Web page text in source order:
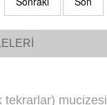
tekrarlar) mucizesi